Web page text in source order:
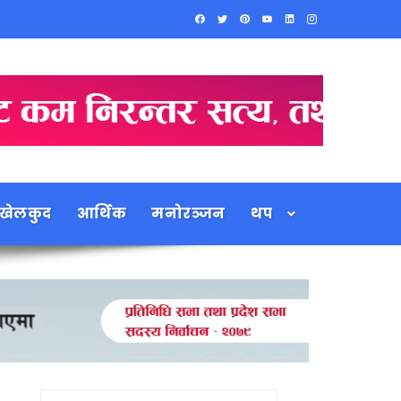
आर्थिक मनोरञ्जन थप